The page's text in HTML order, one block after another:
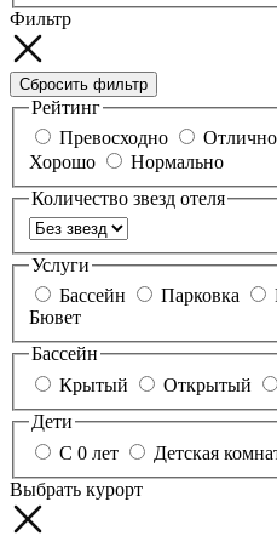
Фильтр
Сбросить фильтр
Рейтинг
Превосходно
Отлично
Хорошо
Нормально
Количество звезд отеля
Услуги
Бассейн
Парковка
Бювет
Бассейн
Крытый
Открытый
Дети
С 0 лет
Детская
Выбрать курорт